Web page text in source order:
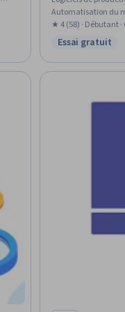
Automatisation du
Notoriété de la
créativité
★ 4 (58) · Débutant ·
Statut : Essai
Essai gratuit